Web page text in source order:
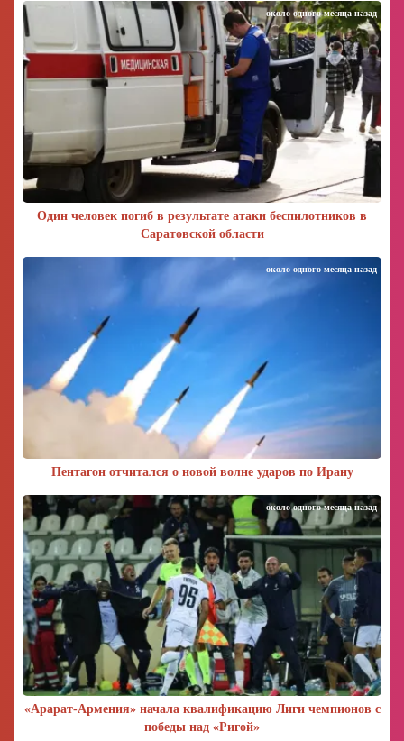
Один человек погиб в результате атаки беспилотников в
Саратовской области
около одного месяца назад
Пентагон отчитался о новой волне ударов по Ирану
около одного месяца назад
«Арарат‑Армения» начала квалификацию Лиги чемпионов с
победы над «Ригой»
около одного месяца назад